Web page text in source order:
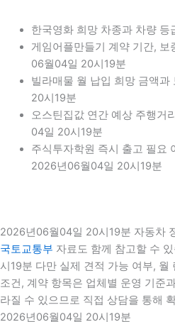
한국영화 희망 차종과 차량
게임어플만들기 계약 기간,
06월04일 20시19분
빌라매물 월 납입 희망 금액
20시19분
오스틴집값 연간 예상 주행거
04일 20시19분
주식투자학원 즉시 출고 필요
2026년06월04일 20시19분
2026년06월04일 20시19분 자동차
국토교통부 자료도 함께 참고할 수
시19분 다만 실제 견적 가능 여부, 월
조건, 계약 항목은 업체별 운영 기준
라질 수 있으므로 직접 상담을 통해
2026년06월04일 20시19분